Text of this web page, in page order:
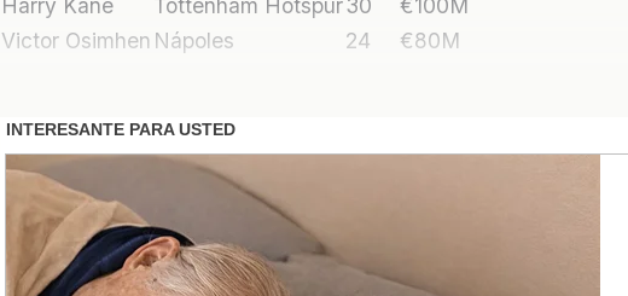
Harry Kane
Tottenham Hotspur30
€100M
Victor Osimhen Nápoles 24 €80M
Reacción de los aficionados y
comunicación
La noticia de la venta ha suscitado reacciones encontradas
como una oportunidad para renovar el equipo, mientras que
tan talentoso. Los medios de comunicación también han